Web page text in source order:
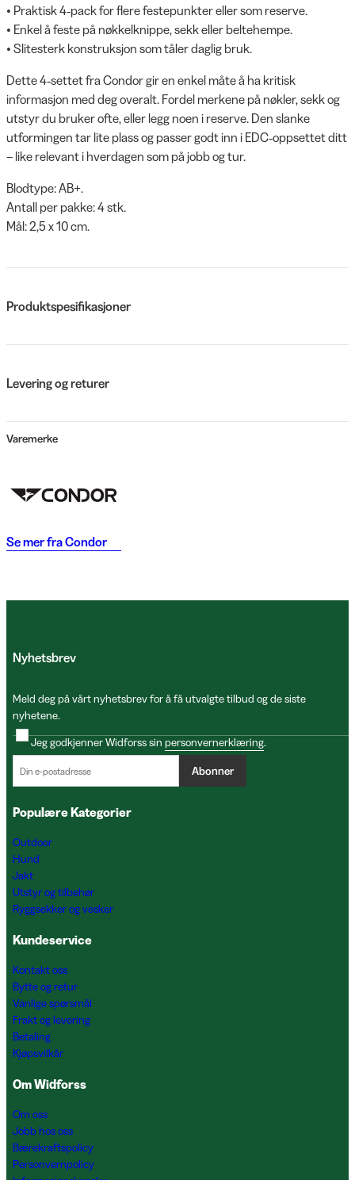
• Praktisk 4‑pack for flere festepunkter eller som reserve.
• Enkel å feste på nøkkelknippe, sekk eller beltehempe.
• Slitesterk konstruksjon som tåler daglig bruk.
Dette 4‑settet fra Condor gir en enkel måte å ha kritisk
informasjon med deg overalt. Fordel merkene på nøkler, sekk og
utstyr du bruker ofte, eller legg noen i reserve. Den slanke
utformingen tar lite plass og passer godt inn i EDC‑oppsettet ditt
– like relevant i hverdagen som på jobb og tur.
Blodtype: AB+.
Antall per pakke: 4 stk.
Mål: 2,5 x 10 cm.
Produktspesifikasjoner
Levering og returer
Varemerke
Se mer fraCondor
Nyhetsbrev
Meld deg på vårt nyhetsbrev for å få utvalgte tilbud og de siste
nyhetene.
Jeg godkjenner Widforss sin personvernerklæring.
Abonner
Populære Kategorier
Outdoor
Hund
Jakt
Utstyr og tilbehør
Ryggsekker og vesker
Kundeservice
Kontakt oss
Bytte og retur
Vanlige spørsmål
Frakt og levering
Betaling
Kjøpsvilkår
Om Widforss
Om oss
Jobb hos oss
Bærekraftspolicy
Personvernpolicy